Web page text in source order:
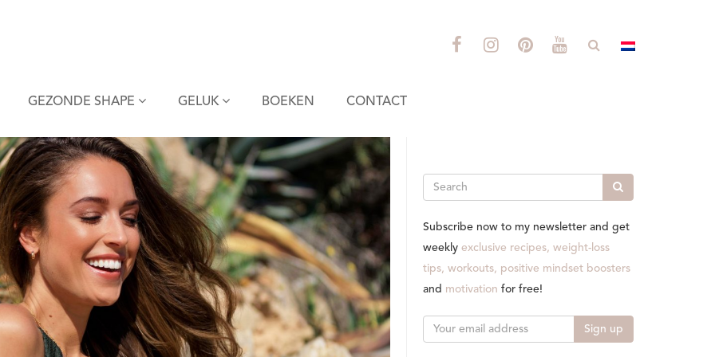
GEZONDE SHAPE GELUK BOEKEN CONTACT
Search
Subscribe now to my newsletter and get
weekly exclusive recipes, weight-loss
tips, workouts, positive mindset boosters
and motivation for free!